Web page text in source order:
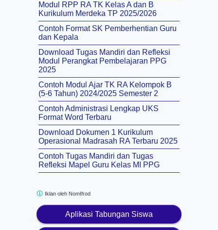
Modul RPP RA TK Kelas A dan B
Kurikulum Merdeka TP 2025/2026
Contoh Format SK Pemberhentian Guru
dan Kepala
Download Tugas Mandiri dan Refleksi
Modul Perangkat Pembelajaran PPG
2025
Contoh Modul Ajar TK RA Kelompok B
(5-6 Tahun) 2024/2025 Semester 2
Contoh Administrasi Lengkap UKS
Format Word Terbaru
Download Dokumen 1 Kurikulum
Operasional Madrasah RA Terbaru 2025
Contoh Tugas Mandiri dan Tugas
Refleksi Mapel Guru Kelas MI PPG
Aplikasi Tabungan Siswa
Iklan oleh NomIfrod